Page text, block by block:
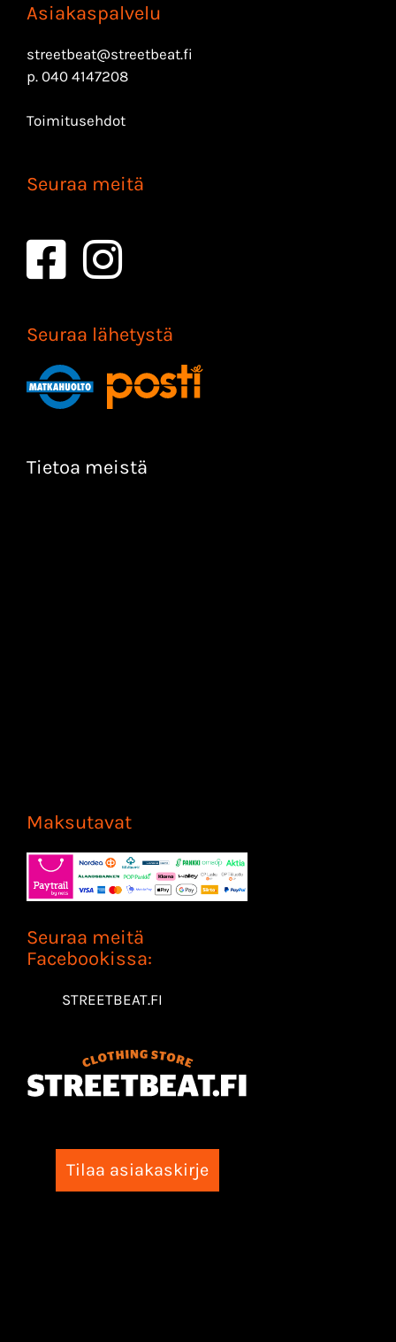
Asiakaspalvelu
streetbeat@streetbeat.fi
p. 040 4147208
Toimitusehdot
Seuraa meitä
Seuraa lähetystä
Tietoa meistä
Maksutavat
Seuraa meitä
Facebookissa:
STREETBEAT.FI